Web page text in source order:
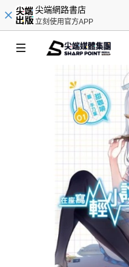
尖端網路書店
立刻使用官方APP